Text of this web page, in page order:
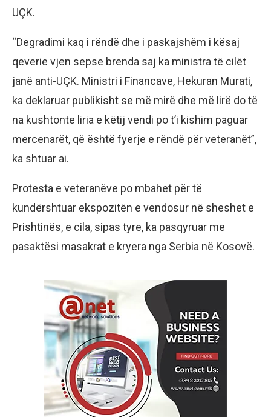
UÇK.
“Degradimi kaq i rëndë dhe i paskajshëm i kësaj
qeverie vjen sepse brenda saj ka ministra të cilët
janë anti-UÇK. Ministri i Financave, Hekuran Murati,
ka deklaruar publikisht se më mirë dhe më lirë do të
na kushtonte liria e këtij vendi po t’i kishim paguar
mercenarët, që është fyerje e rëndë për veteranët”,
ka shtuar ai.
Protesta e veteranëve po mbahet për të
kundërshtuar ekspozitën e vendosur në sheshet e
Prishtinës, e cila, sipas tyre, ka pasqyruar me
pasaktësi masakrat e kryera nga Serbia në Kosovë.